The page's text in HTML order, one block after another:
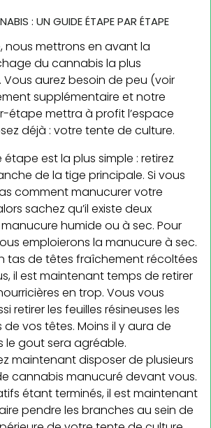
: UN GUIDE ÉTAPE PAR ÉTAPE
nous mettrons en avant la
du cannabis la plus
aurez besoin de peu (voir
supplémentaire et notre
mettra à profit l’espace
déjà : votre tente de culture.
étape est la plus simple : retirez
de la tige principale. Si vous
comment manucurer votre
sachez qu’il existe deux
humide ou à sec. Pour
emploierons la manucure à sec.
tas de têtes fraîchement récoltées
il est maintenant temps de retirer
en trop. Vous vous
retirer les feuilles résineuses les
vos têtes. Moins il y aura de
le gout sera agréable.
maintenant disposer de plusieurs
cannabis manucuré devant vous.
étant terminés, il est maintenant
pendre les branches au sein de